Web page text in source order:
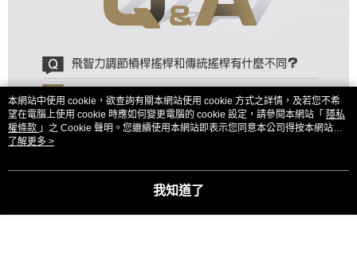
本網站中使用 cookie，欲查詢有關本網站使用 cookie 方式之詳情，及若您不希
望在電腦上使用 cookie 時應如何變更電腦的 cookie 設定，請參閱本網站「 隱私
權條款 」之 Cookie 聲明。您繼續使用本網站即表示您同意本公司得按本網站使
用條款之 Cookie 聲明使用 cookie。
了解更多 >
我知道了